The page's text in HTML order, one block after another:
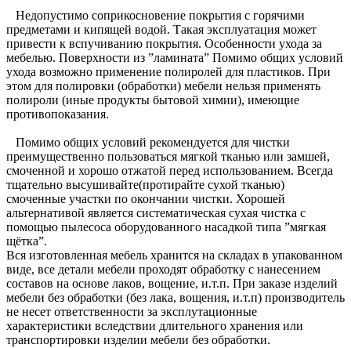
Недопустимо соприкосновение покрытия с горячими
предметами и кипящей водой. Такая эксплуатация может
привести к вспучиванию покрытия. Особенности ухода за
мебелью. Поверхности из ”ламината” Помимо общих условий
ухода возможно применение полиролей для пластиков. При
этом для полировки (обработки) мебели нельзя применять
полироли (иные продукты бытовой химии), имеющие
противопоказания.
Помимо общих условий рекомендуется для чистки
преимущественно пользоваться мягкой тканью или замшей,
смоченной и хорошо отжатой перед использованием. Всегда
тщательно высушивайте(протирайте сухой тканью)
смоченные участки по окончании чистки. Хорошей
альтернативой является систематическая сухая чистка с
помощью пылесоса оборудованного насадкой типа ”мягкая
щётка”.
Вся изготовленная мебель хранится на складах в упакованном
виде, все детали мебели проходят обработку с нанесением
составов на основе лаков, вощение, и.т.п. При заказе изделий
мебели без обработки (без лака, вощения, и.т.п) производитель
не несет ответственности за эксплутационные
характеристики вследствии длительного хранения или
транспортировки изделии мебели без обработки.